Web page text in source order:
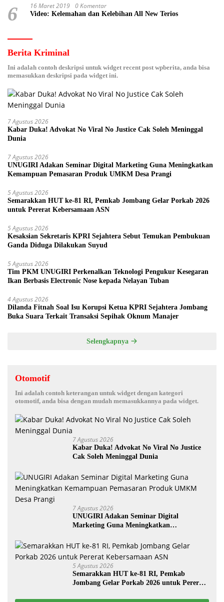
6 16 Maret 2019 0 Komentar
Video: Kelemahan dan Kelebihan All New Terios
Berita Kriminal
Ini adalah contoh deskripsi untuk widget recent post wpberita, anda bisa
memasukkan deskripsi pada widget ini.
7 Agustus 2026
Kabar Duka! Advokat No Viral No Justice Cak Soleh Meninggal
Dunia
7 Agustus 2026
UNUGIRI Adakan Seminar Digital Marketing Guna Meningkatkan
Kemampuan Pemasaran Produk UMKM Desa Prangi
5 Agustus 2026
Semarakkan HUT ke-81 RI, Pemkab Jombang Gelar Porkab 2026
untuk Pererat Kebersamaan ASN
5 Agustus 2026
Kesaksian Sekretaris KPRI Sejahtera Sebut Temukan Pembukuan
Ganda Diduga Dilakukan Suyud
5 Agustus 2026
Tim PKM UNUGIRI Perkenalkan Teknologi Pengukur Kesegaran
Ikan Berbasis Electronic Nose kepada Nelayan Tuban
4 Agustus 2026
Dilanda Fitnah Soal Isu Korupsi Ketua KPRI Sejahtera Jombang
Buka Suara Terkait Transaksi Sepihak Oknum Manajer
Selengkapnya
Otomotif
Ini adalah contoh keterangan untuk widget dengan kategori
otomotif, anda bisa dengan mudah memasukkannya pada widget.
7 Agustus 2026
Kabar Duka! Advokat No Viral No Justice
Cak Soleh Meninggal Dunia
7 Agustus 2026
UNUGIRI Adakan Seminar Digital
Marketing Guna Meningkatkan
Desa Prangi
5 Agustus 2026
Semarakkan HUT ke-81 RI, Pemkab
Jombang Gelar Porkab 2026 untuk Pererat